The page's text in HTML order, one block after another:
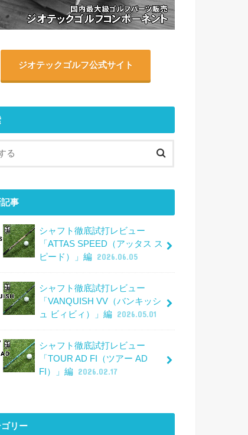
ジオテックゴルフ公式サイト
事
シャフト徹底試打レビュー
「ATTAS SPEED（アッタス ス
ピード）」編 2026.06.05
シャフト徹底試打レビュー
「VANQUISH VV（バンキッシ
ュ ビィビィ）」編 2026.05.01
シャフト徹底試打レビュー
「TOUR AD FI（ツアー AD
FI）」編 2026.02.17
ゴリー